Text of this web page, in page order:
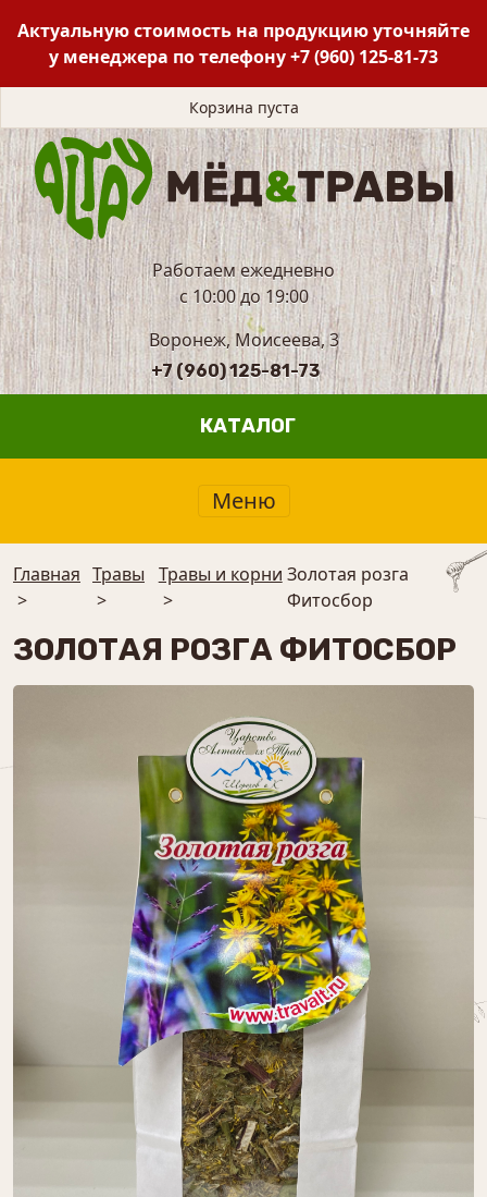
Актуальную стоимость на продукцию уточняйте
у менеджера по телефону+7 (960) 125-81-73
Корзина пуста
Работаем ежедневно
с 10:00 до 19:00
Воронеж, Моисеева, 3
+7 (960) 125-81-73
КАТАЛОГ
Меню
Главная
>
Травы
>
Травы и корни
>
Золотая розга
Фитосбор
ЗОЛОТАЯ РОЗГА ФИТОСБОР